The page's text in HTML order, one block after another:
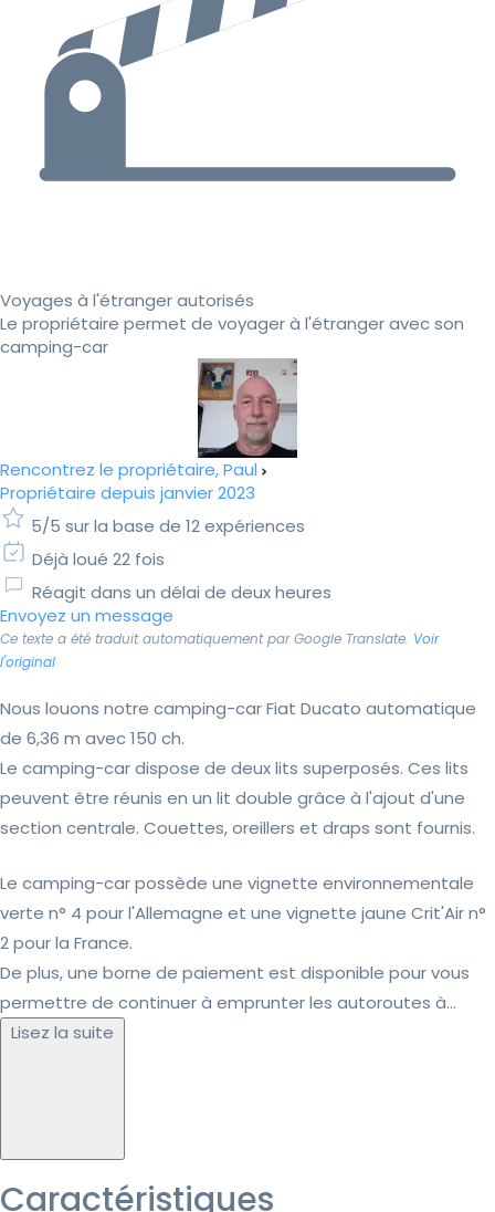
Voyages à l'étranger autorisés
Le propriétaire permet de voyager à l'étranger avec son
camping-car
Rencontrez le propriétaire, Paul
Propriétaire depuis janvier 2023
5/5 sur la base de 12 expériences
Déjà loué 22 fois
Réagit dans un délai de deux heures
Envoyez un message
Ce texte a été traduit automatiquement par Google Translate. Voir
l'original
Nous louons notre camping-car Fiat Ducato automatique
de 6,36 m avec 150 ch.
Le camping-car dispose de deux lits superposés. Ces lits
peuvent être réunis en un lit double grâce à l'ajout d'une
section centrale. Couettes, oreillers et draps sont fournis.
Le camping-car possède une vignette environnementale
verte n° 4 pour l'Allemagne et une vignette jaune Crit'Air n°
2 pour la France.
De plus, une borne de paiement est disponible pour vous
permettre de continuer à emprunter les autoroutes à...
Lisez la suite
Caractéristiques